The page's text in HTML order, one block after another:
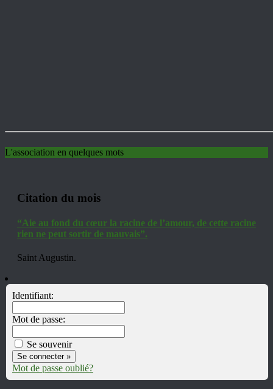
L'association en quelques mots
Citation du mois
“Aie au fond du cœur la racine de l’amour, de cette racine
rien ne peut sortir de mauvais”.
Saint Augustin.
Identifiant:
Mot de passe:
Se souvenir
Mot de passe oublié?